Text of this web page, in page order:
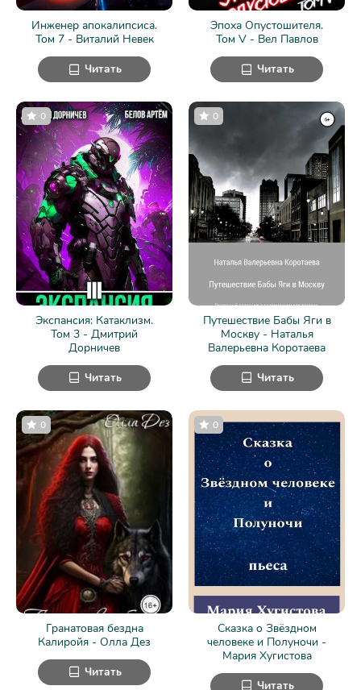
Инженер апокалипсиса.
Том 7 - Виталий Невек
Читать
Эпоха Опустошителя.
Том V - Вел Павлов
Читать
Экспансия: Катаклизм.
Том 3 - Дмитрий
Дорничев
0
Читать
Путешествие Бабы Яги в
Москву - Наталья
Валерьевна Коротаева
0
Читать
Гранатовая бездна
Калиройя - Олла Дез
0
Читать
Сказка о Звёздном
человеке и Полуночи -
Мария Хугистова
0
Читать